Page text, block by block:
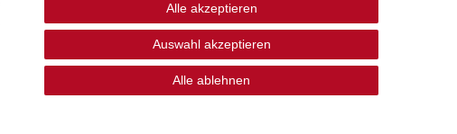
*Alle Preise inkl. gesetzl. MwSt., zzgl. Versandkosten. Die
durchgestrichenen Preise entsprechen dem bisherigen Preis bei
Alle akzeptieren
Auswahl akzeptieren
Alle ablehnen